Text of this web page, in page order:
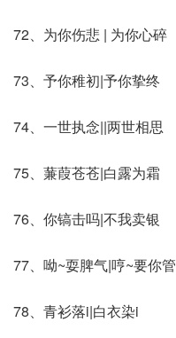
72、为你伤悲 | 为你心碎
73、予你稚初|予你挚终
74、一世执念||两世相思
75、蒹葭苍苍|白露为霜
76、你镐击吗|不我卖银
77、呦~耍脾气|哼~要你管
78、青衫落i|白衣染i